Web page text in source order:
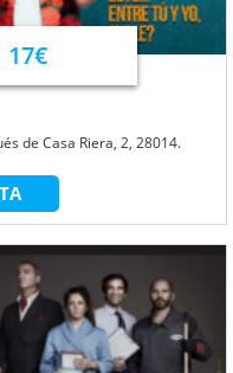
17€
de Casa Riera, 2, 28014.